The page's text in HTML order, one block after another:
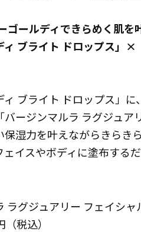
ゴールディできらめく肌を
ィ ブライト ドロップス」
ィ ブライト ドロップス」
バージンマルラ ラグジュ
湿力を叶えながらきらき
ェイスやボディに塗布する
ラグジュアリー フェイシャ
税込）